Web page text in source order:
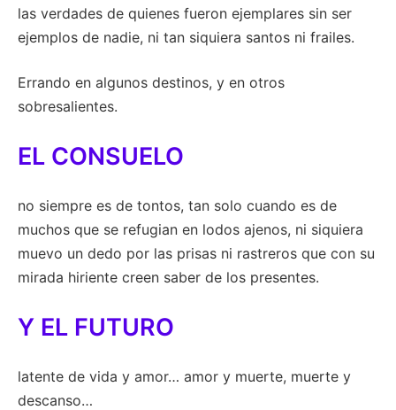
las verdades de quienes fueron ejemplares sin ser
ejemplos de nadie, ni tan siquiera santos ni frailes.
Errando en algunos destinos, y en otros
sobresalientes.
EL CONSUELO
no siempre es de tontos, tan solo cuando es de
muchos que se refugian en lodos ajenos, ni siquiera
muevo un dedo por las prisas ni rastreros que con su
mirada hiriente creen saber de los presentes.
Y EL FUTURO
latente de vida y amor… amor y muerte, muerte y
descanso…